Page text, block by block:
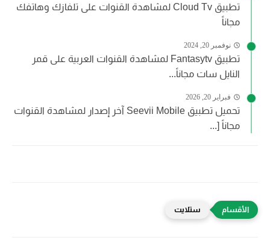
تطبيق Cloud Tv لمشاهدة القنوات على تلفازك وهاتفك
مجاناً
نوفمبر 20, 2024
تطبيق Fantasytv لمشاهدة القنوات العربية على قمر
النايل سات مجاناً...
فبراير 20, 2026
تحميل تطبيق Seevii Mobile آخر إصدار لمشاهدة القنوات
مجاناً [...
ستلايت